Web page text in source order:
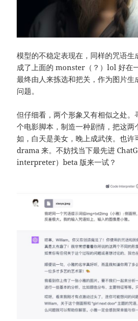
模型的不稳定表现在，同样的咒语生
成了上面的 monster（？）lol 好在
最终由人来拣选和把关，作为图片生
问题。
但仔细看，两个形象又有相似之处。
个电影脚本，制造一种剧情，把这两
如，白天是美女，晚上成武侠。也许
drama 来。不妨找当下最先进
interpreter）beta 版来一试？